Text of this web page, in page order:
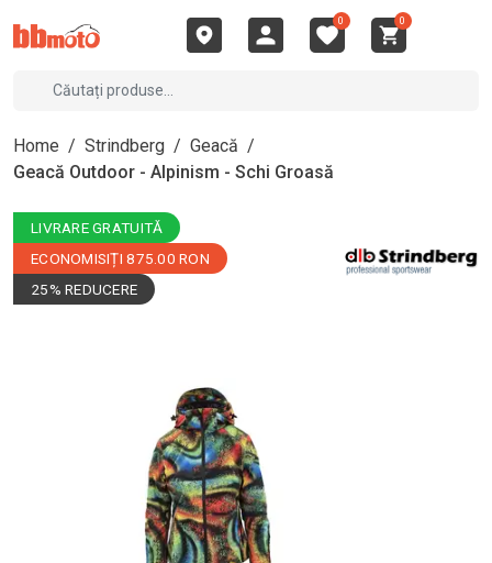
0 0
Home / Strindberg / Geacă /
Geacă Outdoor - Alpinism - Schi Groasă
LIVRARE GRATUITĂ
ECONOMISIȚI 875.00 RON
25% REDUCERE